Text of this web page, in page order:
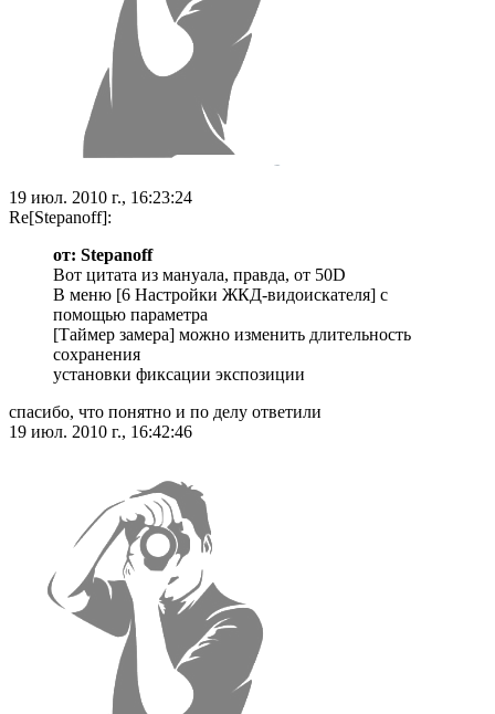
19 июл. 2010 г., 16:23:24
Re[Stepanoff]:
от: Stepanoff
Вот цитата из мануала, правда, от 50D
В меню [6 Настройки ЖКД-видоискателя] с
помощью параметра
[Таймер замера] можно изменить длительность
сохранения
установки фиксации экспозиции
спасибо, что понятно и по делу ответили
19 июл. 2010 г., 16:42:46